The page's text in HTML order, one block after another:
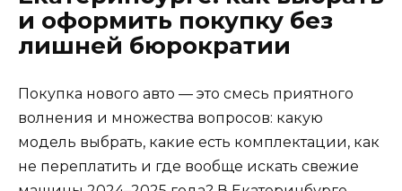
и оформить покупку без
лишней бюрократии
Покупка нового авто — это смесь приятного
волнения и множества вопросов: какую
модель выбрать, какие есть комплектации, как
не переплатить и где вообще искать свежие